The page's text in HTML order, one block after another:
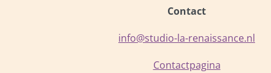
Contact
info@studio-la-renaissance.nl
Contactpagina